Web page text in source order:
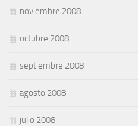
noviembre 2008
octubre 2008
septiembre 2008
agosto 2008
julio 2008